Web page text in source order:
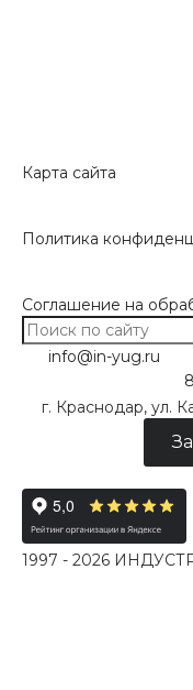
Карта сайта
Политика
Соглашение на
info@in-yug.ru
г. Краснодар, ул.
1997 - 2026